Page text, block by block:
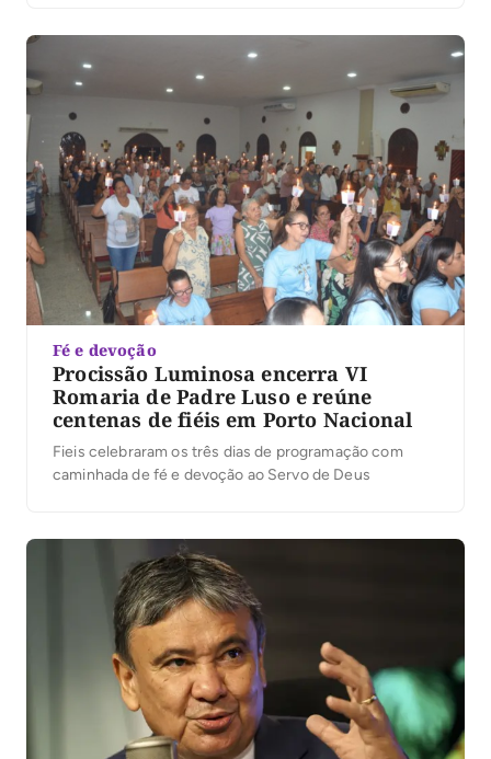
técnicas e operacionais, destinadas exclusivamente a
servidores efetivos. No processo, […]
Fé e devoção
Procissão Luminosa encerra VI
Romaria de Padre Luso e reúne
centenas de fiéis em Porto Nacional
Fieis celebraram os três dias de programação com
caminhada de fé e devoção ao Servo de Deus